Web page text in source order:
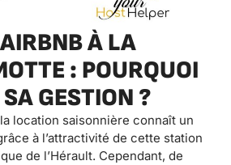
À LA
: POURQUOI
GESTION ?
location saisonnière connaît un
à l’attractivité de cette station
de l’Hérault. Cependant, de